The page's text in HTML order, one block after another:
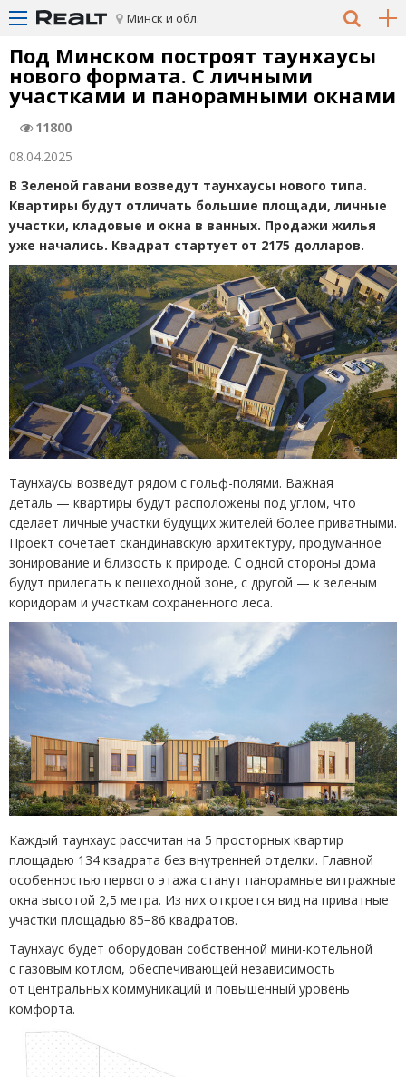
Минск и обл.
Под Минском построят таунхаусы
нового формата. С личными
участками и панорамными окнами
11800
08.04.2025
В Зеленой гавани возведут таунхаусы нового типа.
Квартиры будут отличать большие площади, личные
участки, кладовые и окна в ванных. Продажи жилья
уже начались. Квадрат стартует от 2175 долларов.
Таунхаусы возведут рядом с гольф-полями. Важная
деталь — квартиры будут расположены под углом, что
сделает личные участки будущих жителей более приватными.
Проект сочетает скандинавскую архитектуру, продуманное
зонирование и близость к природе. С одной стороны дома
будут прилегать к пешеходной зоне, с другой — к зеленым
коридорам и участкам сохраненного леса.
Каждый таунхаус рассчитан на 5 просторных квартир
площадью 134 квадрата без внутренней отделки. Главной
особенностью первого этажа станут панорамные витражные
окна высотой 2,5 метра. Из них откроется вид на приватные
участки площадью 85−86 квадратов.
Таунхаус будет оборудован собственной мини-котельной
с газовым котлом, обеспечивающей независимость
от центральных коммуникаций и повышенный уровень
комфорта.